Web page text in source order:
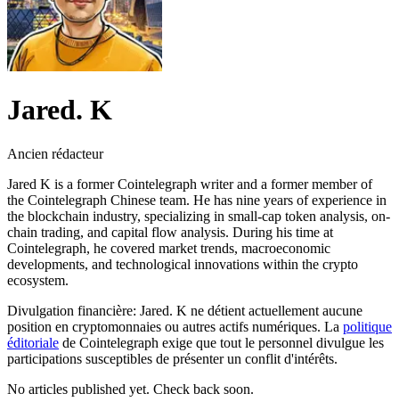
Jared. K
Ancien rédacteur
Jared K is a former Cointelegraph writer and a former member of
the Cointelegraph Chinese team. He has nine years of experience in
the blockchain industry, specializing in small-cap token analysis, on-
chain trading, and capital flow analysis. During his time at
Cointelegraph, he covered market trends, macroeconomic
developments, and technological innovations within the crypto
ecosystem.
Divulgation financière: Jared. K ne détient actuellement aucune
position en cryptomonnaies ou autres actifs numériques. La politique
éditoriale de Cointelegraph exige que tout le personnel divulgue les
participations susceptibles de présenter un conflit d'intérêts.
No articles published yet. Check back soon.